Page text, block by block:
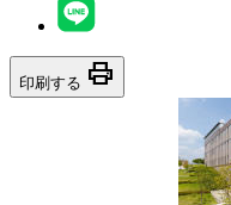
印刷する print